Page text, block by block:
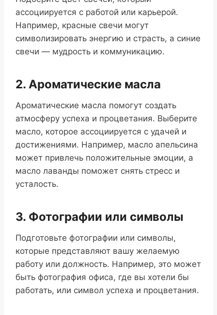
ассоциируется с работой или карьерой.
Например, красные свечи могут
символизировать энергию и страсть, а синие
свечи — мудрость и коммуникацию.
2. Ароматические масла
Ароматические масла помогут создать
атмосферу успеха и процветания. Выберите
масло, которое ассоциируется с удачей и
достижениями. Например, масло апельсина
может привлечь положительные эмоции, а
масло лаванды поможет снять стресс и
усталость.
3. Фотографии или символы
Подготовьте фотографии или символы,
которые представляют вашу желаемую
работу или должность. Например, это может
быть фотография офиса, где вы хотели бы
работать, или символ успеха и процветания.